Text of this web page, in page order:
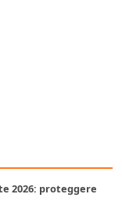
2026: proteggere